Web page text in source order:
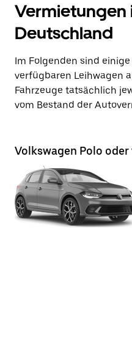
Vermietungen
Deutschland
Im Folgenden sind
verfügbaren Leihwagen
Fahrzeuge tatsächlich
vom Bestand der
Volkswagen Polo